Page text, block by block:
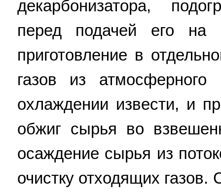
декарбонизатора,
перед подачей его на
приготовление в
газов из атмосферного
охлаждении извести, и
обжиг сырья во
осаждение сырья из
очистку отходящих